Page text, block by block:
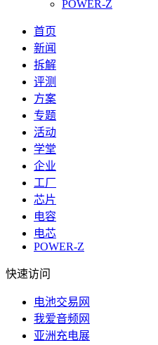
POWER-Z
首页
新闻
拆解
评测
方案
专题
活动
学堂
企业
工厂
芯片
电容
电芯
POWER-Z
快速访问
电池交易网
我爱音频网
亚洲充电展